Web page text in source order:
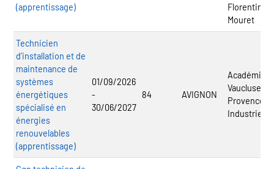
(apprentissage)
Florentin
Mouret
Technicien
d’installation et de
maintenance de
systèmes
énergétiques
spécialisé en
énergies
renouvelables
(apprentissage)
01/09/2026
-
30/06/2027
84 AVIGNON
Académie
Vaucluse
Provence
Industries